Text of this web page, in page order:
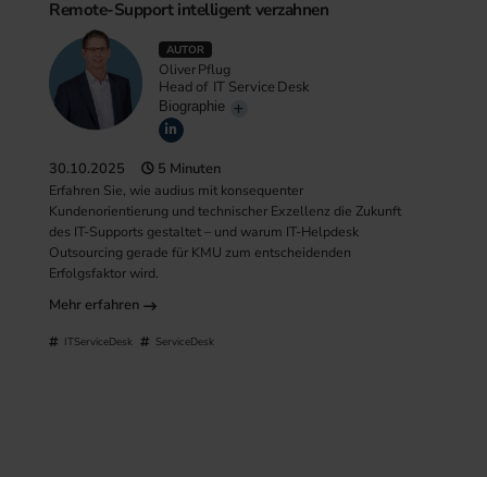
Remote-Support intelligent verzahnen
AUTOR
Oliver Pflug
Head of IT Service Desk
Biographie
30.10.2025 5 Minuten
Erfahren Sie, wie audius mit konsequenter
Kundenorientierung und technischer Exzellenz die Zukunft
des IT-Supports gestaltet – und warum IT-Helpdesk
Outsourcing gerade für KMU zum entscheidenden
Erfolgsfaktor wird.
Mehr erfahren
ITServiceDesk ServiceDesk